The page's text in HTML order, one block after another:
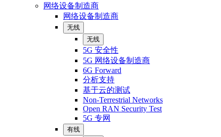
网络设备制造商
网络设备制造商
无线
无线
5G 安全性
5G 网络设备制造商
6G Forward
分析支持
基于云的测试
Non-Terrestrial Networks
Open RAN Security Test
5G 专网
有线